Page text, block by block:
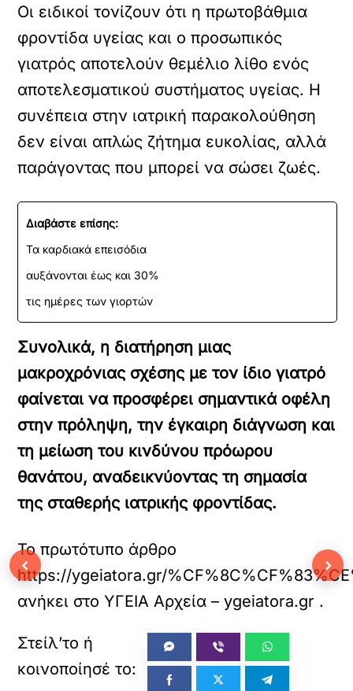
Οι ειδικοί τονίζουν ότι η πρωτοβάθμια
φροντίδα υγείας και ο προσωπικός
γιατρός αποτελούν θεμέλιο λίθο ενός
αποτελεσματικού συστήματος υγείας. Η
συνέπεια στην ιατρική παρακολούθηση
δεν είναι απλώς ζήτημα ευκολίας, αλλά
παράγοντας που μπορεί να σώσει ζωές.
Διαβάστε επίσης:
Τα καρδιακά επεισόδια
αυξάνονται έως και 30%
τις ημέρες των γιορτών
Συνολικά, η διατήρηση μιας
μακροχρόνιας σχέσης με τον ίδιο γιατρό
φαίνεται να προσφέρει σημαντικά οφέλη
στην πρόληψη, την έγκαιρη διάγνωση και
τη μείωση του κινδύνου πρόωρου
θανάτου, αναδεικνύοντας τη σημασία
της σταθερής ιατρικής φροντίδας.
Το πρωτότυπο άρθρο
https://ygeiatora.gr/
ανήκει στοΥΓΕΙΑ Αρχεία – ygeiatora.gr .
‹ ›